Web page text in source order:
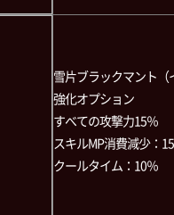
雪片ブラックマント（
強化オプション
すべての攻撃力15％
スキルMP消費減少：
クールタイム：10％